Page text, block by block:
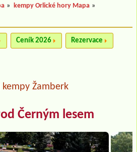
» kempy Orlické hory Mapa »
Ceník 2026 Rezervace
kempy Žamberk
Černým lesem